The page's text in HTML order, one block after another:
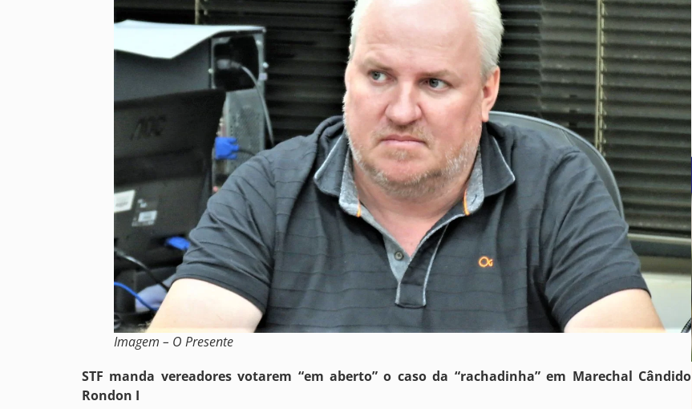
Imagem – O Presente
STF manda vereadores votarem “em aberto” o caso da “rachadinha” em Marechal Cândido
Rondon I